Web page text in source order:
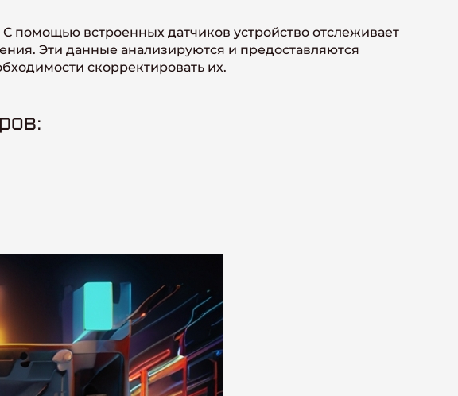
встроенных датчиков устройство отслеживает
Эти данные анализируются и предоставляются
скорректировать их.